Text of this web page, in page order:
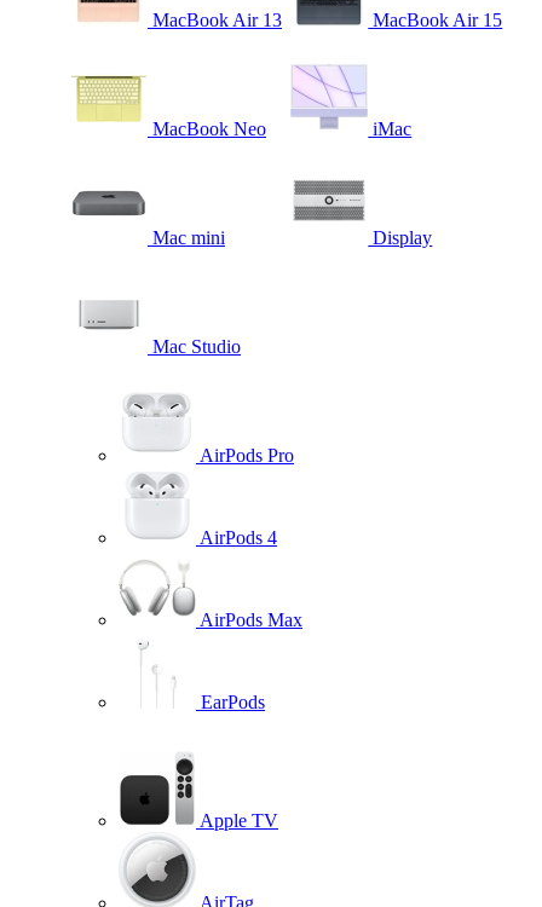
MacBook Air 13 MacBook Air 15
MacBook Neo iMac
Mac mini Display
Mac Studio
AirPods Pro
AirPods 4
AirPods Max
EarPods
Apple TV